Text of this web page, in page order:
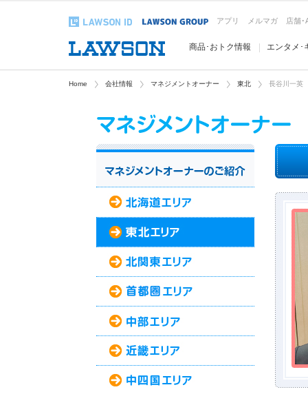
アプリ メルマガ 店舗･
商品･おトク情報 エンタメ･
Home 会社情報 マネジメントオーナー 東北 長谷川一英